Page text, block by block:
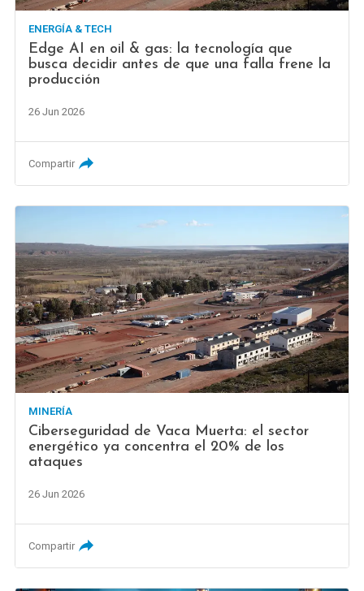
ENERGÍA & TECH
Edge AI en oil & gas: la tecnología que
busca decidir antes de que una falla frene la
producción
26 Jun 2026
Compartir
MINERÍA
Ciberseguridad de Vaca Muerta: el sector
energético ya concentra el 20% de los
ataques
26 Jun 2026
Compartir